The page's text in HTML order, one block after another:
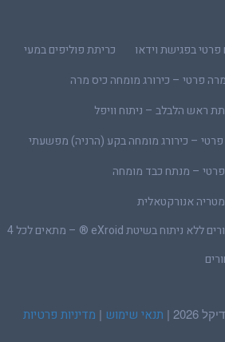
בפגישת וידאו
כריתת פוליפים במעי
פרטי – כירורג מומחה כיס מרה
ראש הלבלב – ניתוח וויפל
פרטי – כירורג מומחה בקע (הרניה) מפשעתי
פרטי – מנתח כבד מומחה
אנורקטאלית
טיפול בטחורים ללא ניתוח בשיטת eXroid ® – מתאים לכל 4
| תנאי שימוש | מדיניות פרטיות